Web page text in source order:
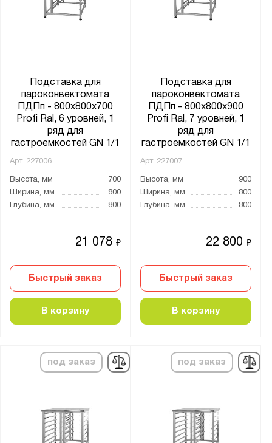
Подставка для
пароконвектомата
ПДПп - 800x800x700
Profi Ral, 6 уровней, 1
ряд для
гастроемкостей GN 1/1
Арт. 227006
Высота, мм
700
Ширина, мм
800
Глубина, мм
800
21 078₽
Быстрый заказ
В корзину
Подставка для
пароконвектомата
ПДПп - 800x800x900
Profi Ral, 7 уровней, 1
ряд для
гастроемкостей GN 1/1
Арт. 227007
Высота, мм
900
Ширина, мм
800
Глубина, мм
800
22 800₽
Быстрый заказ
В корзину
под заказ под заказ